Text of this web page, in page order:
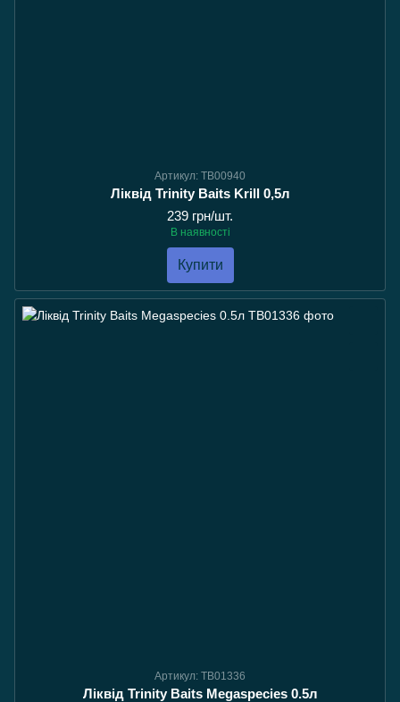
Артикул: TB00940
Ліквід Trinity Baits Krill 0,5л
239 грн/шт.
В наявності
Купити
Артикул: TB01336
Ліквід Trinity Baits Megaspecies 0.5л